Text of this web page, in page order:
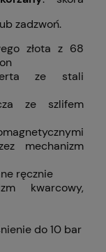
zadzwoń.
złota z 68
ze stali
ze szlifem
mechanizm
ręcznie
kwarcowy,
do 10 bar